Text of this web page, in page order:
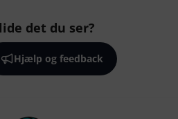
det du ser?
Hjælp og feedback